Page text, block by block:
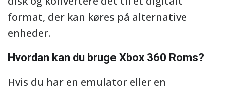
format, der kan køres på alternative
enheder.
Hvordan kan du bruge Xbox 360 Roms?
Hvis du har en emulator eller en